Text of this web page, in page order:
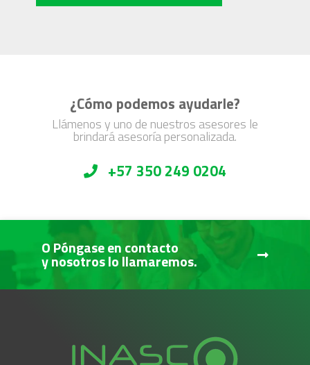
¿Cómo podemos ayudarle?
Llámenos y uno de nuestros asesores le
brindará asesoría personalizada.
+57 350 249 0204
O Póngase en contacto
y nosotros lo llamaremos.